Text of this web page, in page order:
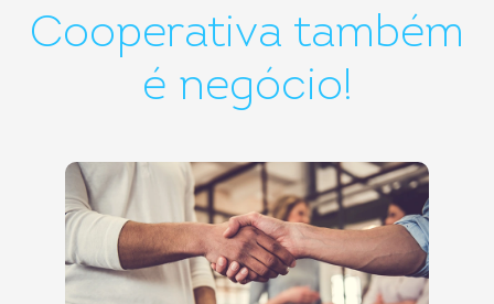
Cooperativa também
é negócio!